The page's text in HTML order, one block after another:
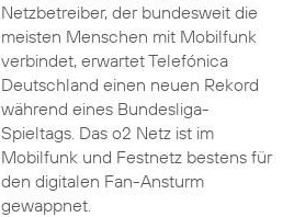
Netzbetreiber, der bundesweit die
meisten Menschen mit Mobilfunk
verbindet, erwartet Telefónica
Deutschland einen neuen Rekord
während eines Bundesliga-
Spieltags. Das o2 Netz ist im
Mobilfunk und Festnetz bestens für
den digitalen Fan-Ansturm
gewappnet.